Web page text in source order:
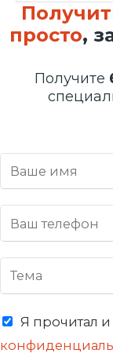
просто,
Получите
Я прочитал и